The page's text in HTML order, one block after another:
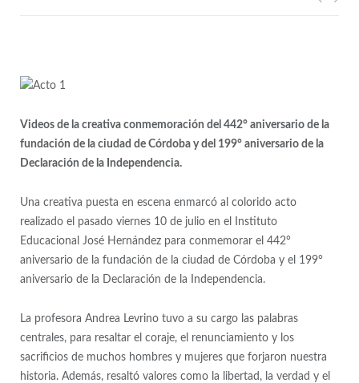
Videos de la creativa conmemoración del 442° aniversario de la
fundación de la ciudad de Córdoba y del 199° aniversario de la
Declaración de la Independencia.
Una creativa puesta en escena enmarcó al colorido acto
realizado el pasado viernes 10 de julio en el Instituto
Educacional José Hernández para conmemorar el 442°
aniversario de la fundación de la ciudad de Córdoba y el 199°
aniversario de la Declaración de la Independencia.
La profesora Andrea Levrino tuvo a su cargo las palabras
centrales, para resaltar el coraje, el renunciamiento y los
sacrificios de muchos hombres y mujeres que forjaron nuestra
historia. Además, resaltó valores como la libertad, la verdad y el